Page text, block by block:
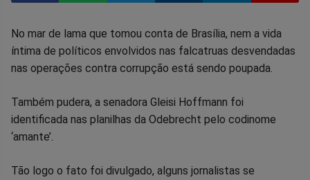
Compartilhar
no
Facebook
Compartilhar
no
Whatsapp
Compartilhar
no
Twitter
Compartilhar
no
Messenger
Compartilhar
no
Telegram
no
No mar de lama que tomou conta de Brasília, nem a vida
íntima de políticos envolvidos nas falcatruas desvendadas
nas operações contra corrupção está sendo poupada.
Também pudera, a senadora Gleisi Hoffmann foi
identificada nas planilhas da Odebrecht pelo codinome
‘amante’.
Tão logo o fato foi divulgado, alguns jornalistas se